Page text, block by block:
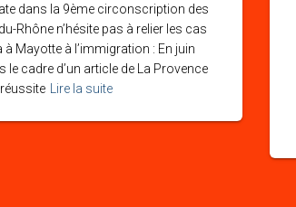
dans la 9ème circonscription des
Rhône n’hésite pas à relier les cas
à Mayotte à l’immigration : En juin
le cadre d’un article de La Provence
Lire la suite